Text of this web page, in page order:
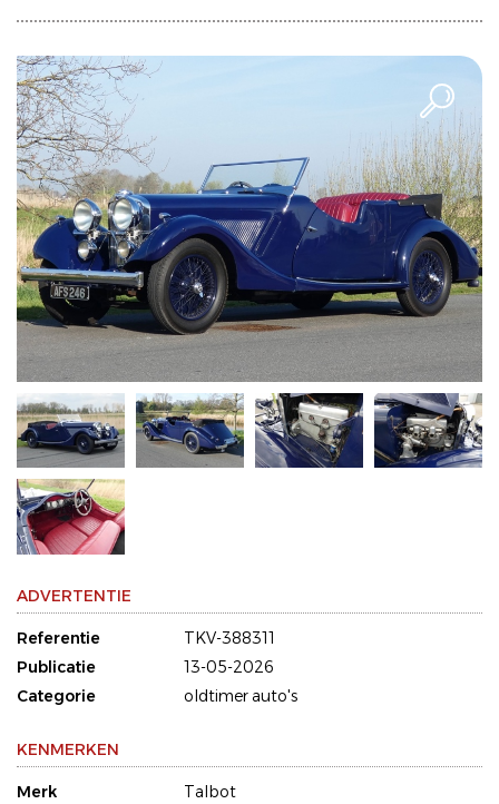
ADVERTENTIE
Referentie
TKV-388311
Publicatie
13-05-2026
Categorie
oldtimer auto's
KENMERKEN
Merk
Talbot